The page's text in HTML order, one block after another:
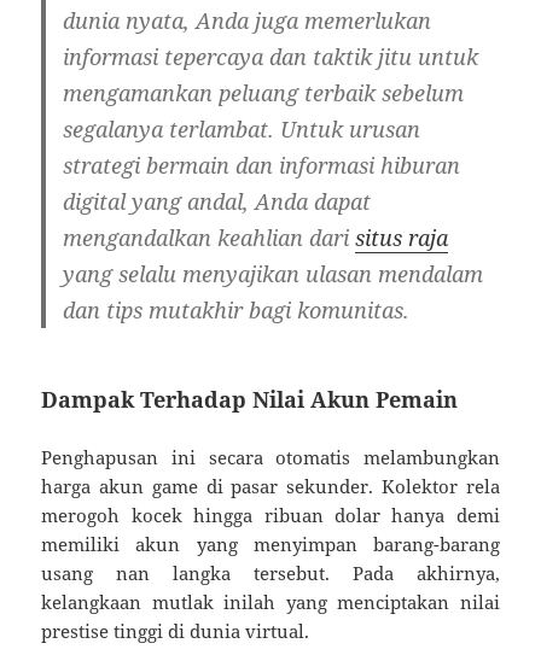
dunia nyata, Anda juga memerlukan
informasi tepercaya dan taktik jitu untuk
mengamankan peluang terbaik sebelum
segalanya terlambat. Untuk urusan
strategi bermain dan informasi hiburan
digital yang andal, Anda dapat
mengandalkan keahlian darisitus raja
yang selalu menyajikan ulasan mendalam
dan tips mutakhir bagi komunitas.
Dampak Terhadap Nilai Akun Pemain
Penghapusan ini secara otomatis melambungkan
harga akun game di pasar sekunder. Kolektor rela
merogoh kocek hingga ribuan dolar hanya demi
memiliki akun yang menyimpan barang-barang
usang nan langka tersebut. Pada akhirnya,
kelangkaan mutlak inilah yang menciptakan nilai
prestise tinggi di dunia virtual.